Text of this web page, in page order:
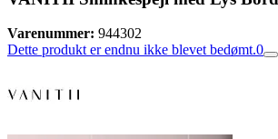
Varenummer: 944302
Dette produkt er endnu ikke blevet bedømt.0